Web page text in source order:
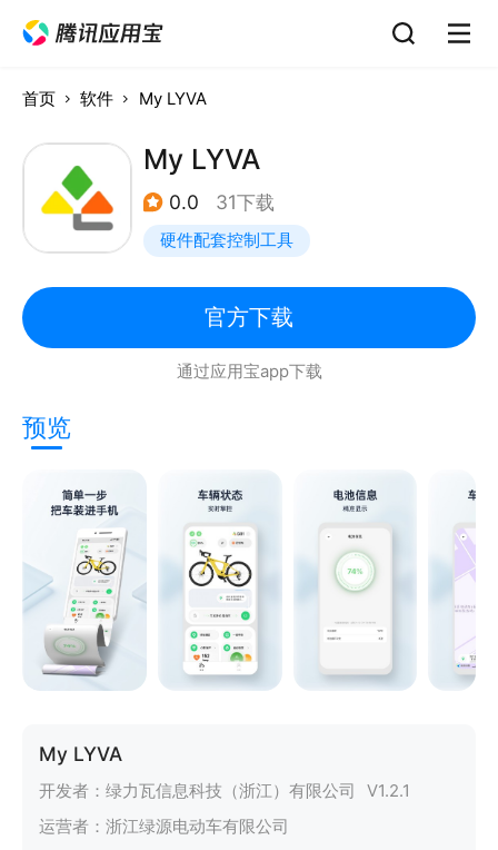
首页 软件 My LYVA
My LYVA
0.0 31下载
硬件配套控制工具
官方下载
通过应用宝app下载
预览
My LYVA
开发者： 绿力瓦信息科技（浙江）有限公司 V1.2.1
运营者： 浙江绿源电动车有限公司